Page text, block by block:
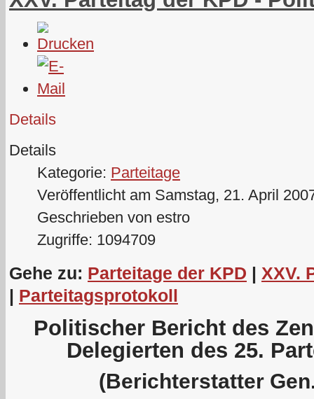
Details
Details
Kategorie: Parteitage
Veröffentlicht am Samstag, 21. April
Geschrieben von estro
Zugriffe: 1094709
Gehe zu: Parteitage der KPD | XXV.
| Parteitagsprotokoll
Politischer Bericht des
Delegierten des 25.
(Berichterstatter